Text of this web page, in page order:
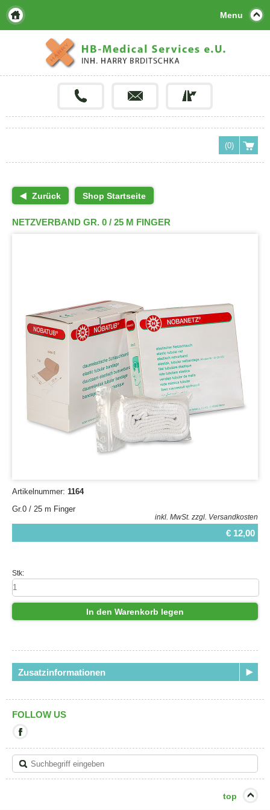
Menu
(0)
Zurück Shop Startseite
NETZVERBAND GR. 0 / 25 M FINGER
Artikelnummer: 1164
Gr.0 / 25 m Finger
inkl. MwSt. zzgl. Versandkosten
€ 12,00
Stk:
In den Warenkorb legen
Zusatzinformationen
FOLLOW US
Link
verlassen
Sie
die
top